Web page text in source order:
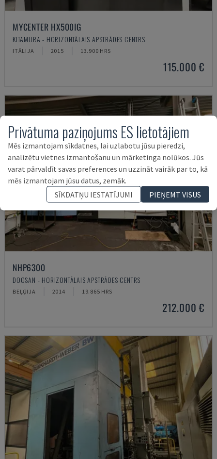
MYCENTER HX500IG
KITAMURA - HORIZONTĀLAIS APSTRĀDES CENTRS
ITĀLIJA 2015 13.900 HRS
115.000 €
NHP6300
DOOSAN - HORIZONTĀLAIS APSTRĀDES CENTRS
BEĻĢIJA 2014 19.865 HRS
212.000 €
Privātuma paziņojums ES lietotājiem
Mēs izmantojam sīkdatnes, lai uzlabotu jūsu pieredzi,
analizētu vietnes izmantošanu un mārketinga nolūkos. Jūs
varat pārvaldīt savas preferences un uzzināt vairāk par to, kā
mēs izmantojam jūsu datus, zemāk.
SĪKDATŅU IESTATĪJUMI
PIEŅEMT VISUS